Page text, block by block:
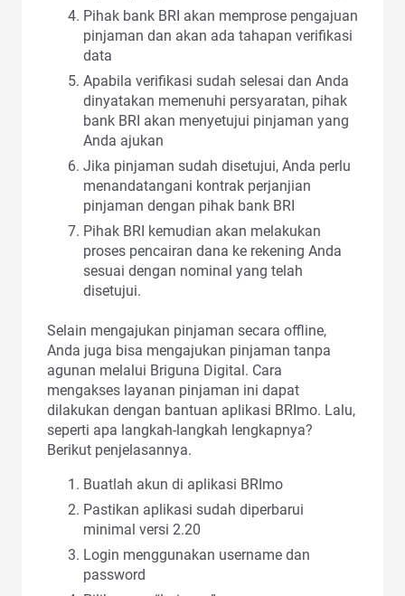
Pihak bank BRI akan memprose pengajuan
pinjaman dan akan ada tahapan verifikasi
data
Apabila verifikasi sudah selesai dan Anda
dinyatakan memenuhi persyaratan, pihak
bank BRI akan menyetujui pinjaman yang
Anda ajukan
Jika pinjaman sudah disetujui, Anda perlu
menandatangani kontrak perjanjian
pinjaman dengan pihak bank BRI
Pihak BRI kemudian akan melakukan
proses pencairan dana ke rekening Anda
sesuai dengan nominal yang telah
disetujui.
Selain mengajukan pinjaman secara offline,
Anda juga bisa mengajukan pinjaman tanpa
agunan melalui Briguna Digital. Cara
mengakses layanan pinjaman ini dapat
dilakukan dengan bantuan aplikasi BRImo. Lalu,
seperti apa langkah-langkah lengkapnya?
Berikut penjelasannya.
Buatlah akun di aplikasi BRImo
Pastikan aplikasi sudah diperbarui
minimal versi 2.20
Login menggunakan username dan
password